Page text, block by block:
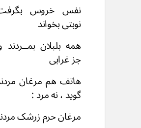
نفس خروس
نوبتی بخواند
همه بلبلان بمــردند
جز غرابی
هاتف هم مرغان
گوید ، نه مرد :‌
مرغان حرم زرشک